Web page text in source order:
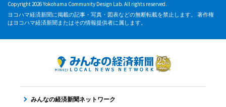
Copyright 2026 Yokohama Community Design Lab. All rights reserved.
ヨコハマ経済新聞に掲載の記事・写真・図表などの無断転載を禁止します。 著作権
はヨコハマ経済新聞またはその情報提供者に属します。
みんなの経済新聞ネットワーク